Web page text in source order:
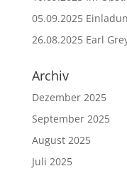
05.09.2025
26.08.2025 Earl
Archiv
Dezember 2025
September 2025
August 2025
Juli 2025